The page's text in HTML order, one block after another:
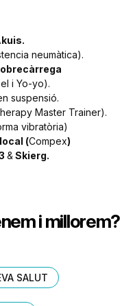
neumàtica).
i Yo-yo).
suspensió.
Master Trainer).
vibratòria)
(Compex)
&Skierg.
i millorem?
SALUT